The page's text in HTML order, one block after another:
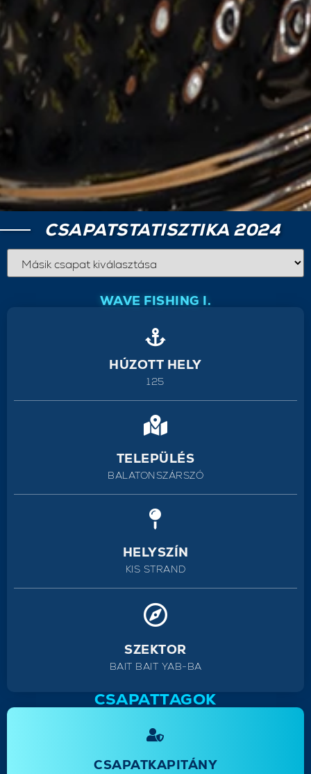
CSAPATSTATISZTIKA 2024
WAVE FISHING I.
HÚZOTT HELY
125
TELEPÜLÉS
BALATONSZÁRSZÓ
HELYSZÍN
KIS STRAND
SZEKTOR
BAIT BAIT YAB-BA
CSAPATTAGOK
CSAPATKAPITÁNY